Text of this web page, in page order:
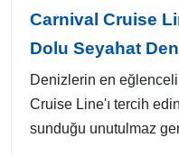
Carnival Cruise
Dolu Seyahat
Denizlerin en
Cruise Line'ı tercih
sunduğu unutulmaz